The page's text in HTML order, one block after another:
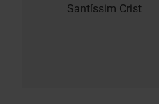
Santíssim Crist